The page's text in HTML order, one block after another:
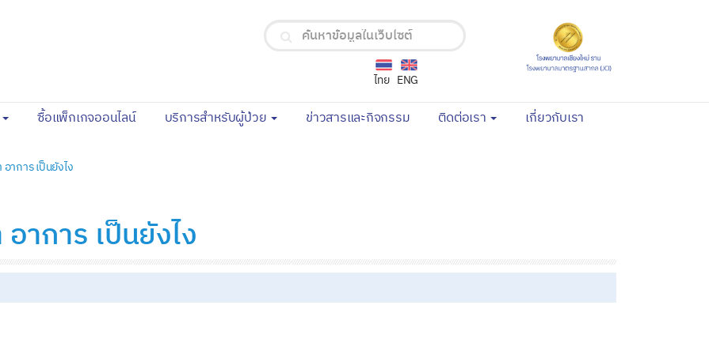
ENG
ไทย
ซื้อแพ็กเกจออนไลน์(current)บริการสำหรับผู้ป่วย ข่าวสารและกิจกรรม(current)ติดต่อเรา เกี่ยวกับเรา
าการ เป็นยังไง
าการ เป็นยังไง